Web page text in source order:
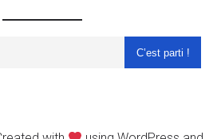
C’est parti !